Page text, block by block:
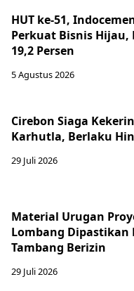
HUT ke-51,
Perkuat Bisnis Hijau,
19,2 Persen
5 Agustus 2026
Cirebon Siaga
Karhutla, Berlaku
29 Juli 2026
Material Urugan
Lombang Dipastikan
Tambang Berizin
29 Juli 2026